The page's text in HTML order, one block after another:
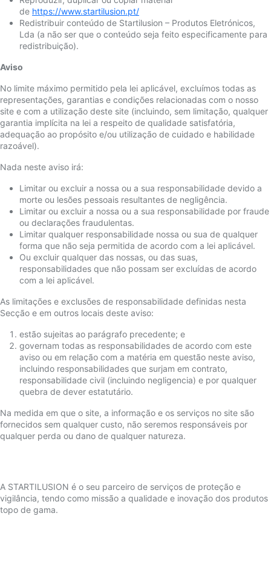
de https://www.startilusion.pt/
Redistribuir conteúdo de Startilusion – Produtos Eletrónicos,
Lda (a não ser que o conteúdo seja feito especificamente para
redistribuição).
Aviso
No limite máximo permitido pela lei aplicável, excluímos todas as
representações, garantias e condições relacionadas com o nosso
site e com a utilização deste site (incluindo, sem limitação, qualquer
garantia implícita na lei a respeito de qualidade satisfatória,
adequação ao propósito e/ou utilização de cuidado e habilidade
razoável).
Nada neste aviso irá:
Limitar ou excluir a nossa ou a sua responsabilidade devido a
morte ou lesões pessoais resultantes de negligência.
Limitar ou excluir a nossa ou a sua responsabilidade por fraude
ou declarações fraudulentas.
Limitar qualquer responsabilidade nossa ou sua de qualquer
forma que não seja permitida de acordo com a lei aplicável.
Ou excluir qualquer das nossas, ou das suas,
responsabilidades que não possam ser excluídas de acordo
com a lei aplicável.
As limitações e exclusões de responsabilidade definidas nesta
Secção e em outros locais deste aviso:
estão sujeitas ao parágrafo precedente; e
governam todas as responsabilidades de acordo com este
aviso ou em relação com a matéria em questão neste aviso,
incluindo responsabilidades que surjam em contrato,
responsabilidade civil (incluindo negligencia) e por qualquer
quebra de dever estatutário.
Na medida em que o site, a informação e os serviços no site são
fornecidos sem qualquer custo, não seremos responsáveis por
qualquer perda ou dano de qualquer natureza.
A STARTILUSION é o seu parceiro de serviços de proteção e
vigilância, tendo como missão a qualidade e inovação dos produtos
topo de gama.